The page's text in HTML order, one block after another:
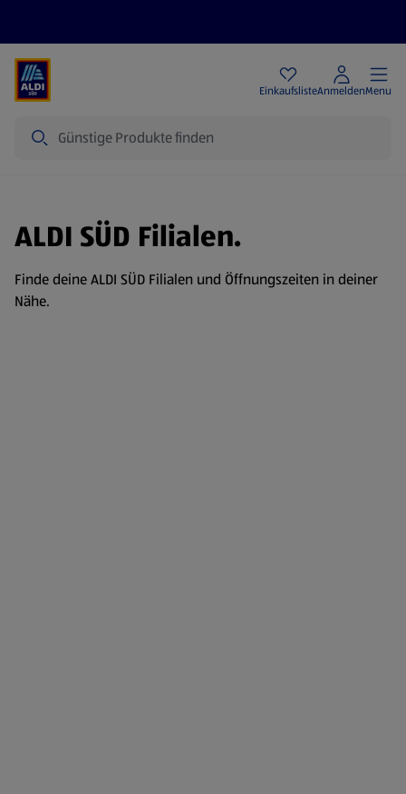
EinkaufslisteAnmeldenMenu
ALDI SÜD Filialen.
Finde deine ALDI SÜD Filialen und Öffnungszeiten in deiner
Nähe.